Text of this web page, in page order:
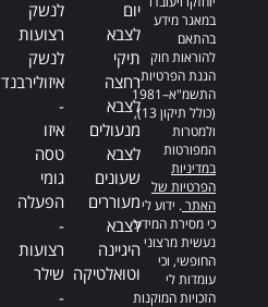
במאגר מידע
בהתאם
להוראות חוק
הגנת הפרטיות,
התשמ"א–1981
(כולל תיקון 13),
ולמטרות
המפורטות
במדיניות
הפרטיות של
האתר. ידוע לי
כי מסירת המידע
נעשית מרצוני
החופשי, וכי
עומדות לי
הזכויות המוקנות
יום
לצבא
תיקי
רחצה
לצבא
מנעולים
לצבא
שעונים
מעוררים
לצבא
היגיינה
וטואלטיקה
לנשק
רצועות
לנשק
איזולירבנד
-
איזו
טסה
גומי
הפעלה
-
רצועות
שילר
-